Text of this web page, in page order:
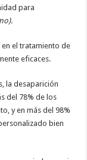
para
en el tratamiento de
eficaces.
la desaparición
del 78% de los
y en más del 98%
bien